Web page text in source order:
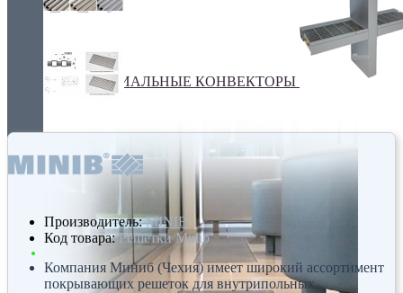
СПЕЦИАЛЬНЫЕ КОНВЕКТОРЫ
Производитель:MINIB
Код товара:Решетки Minib
Компания Миниб (Чехия) имеет широкий ассортимент
покрывающих решеток для внутрипольных